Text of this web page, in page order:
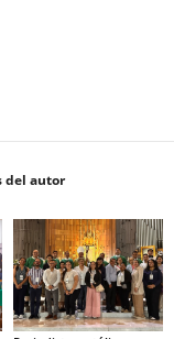
del autor